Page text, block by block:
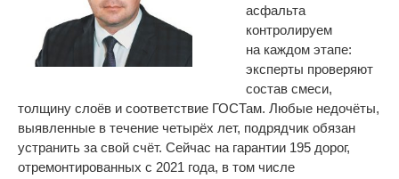
асфальта
контролируем
на каждом этапе:
эксперты проверяют
состав смеси,
толщину слоёв и соответствие ГОСТам. Любые недочёты,
выявленные в течение четырёх лет, подрядчик обязан
устранить за свой счёт. Сейчас на гарантии 195 дорог,
отремонтированных с 2021 года, в том числе